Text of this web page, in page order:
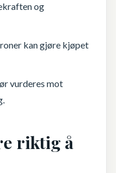
og
kan gjøre kjøpet
vurderes mot
riktig å